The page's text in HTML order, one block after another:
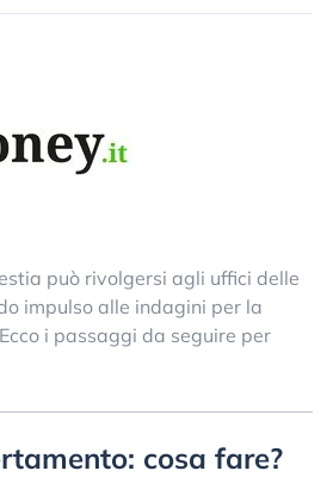
può rivolgersi agli uffici delle
impulso alle indagini per la
i passaggi da seguire per
cosa fare?